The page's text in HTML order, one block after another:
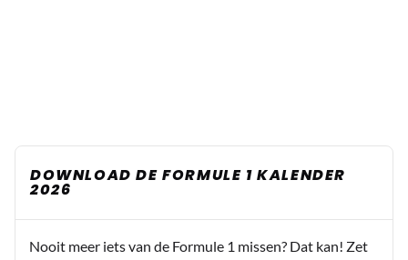
DOWNLOAD DE FORMULE 1 KALENDER
2026
Nooit meer iets van de Formule 1 missen? Dat kan! Zet